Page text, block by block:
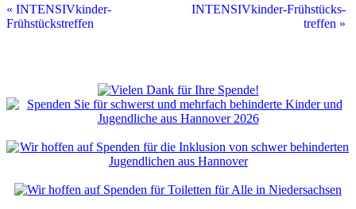
Event
Navigation
« INTENSIVkinder-
Frühstückstreffen
INTENSIVkinder-Frühstücks­
treffen »